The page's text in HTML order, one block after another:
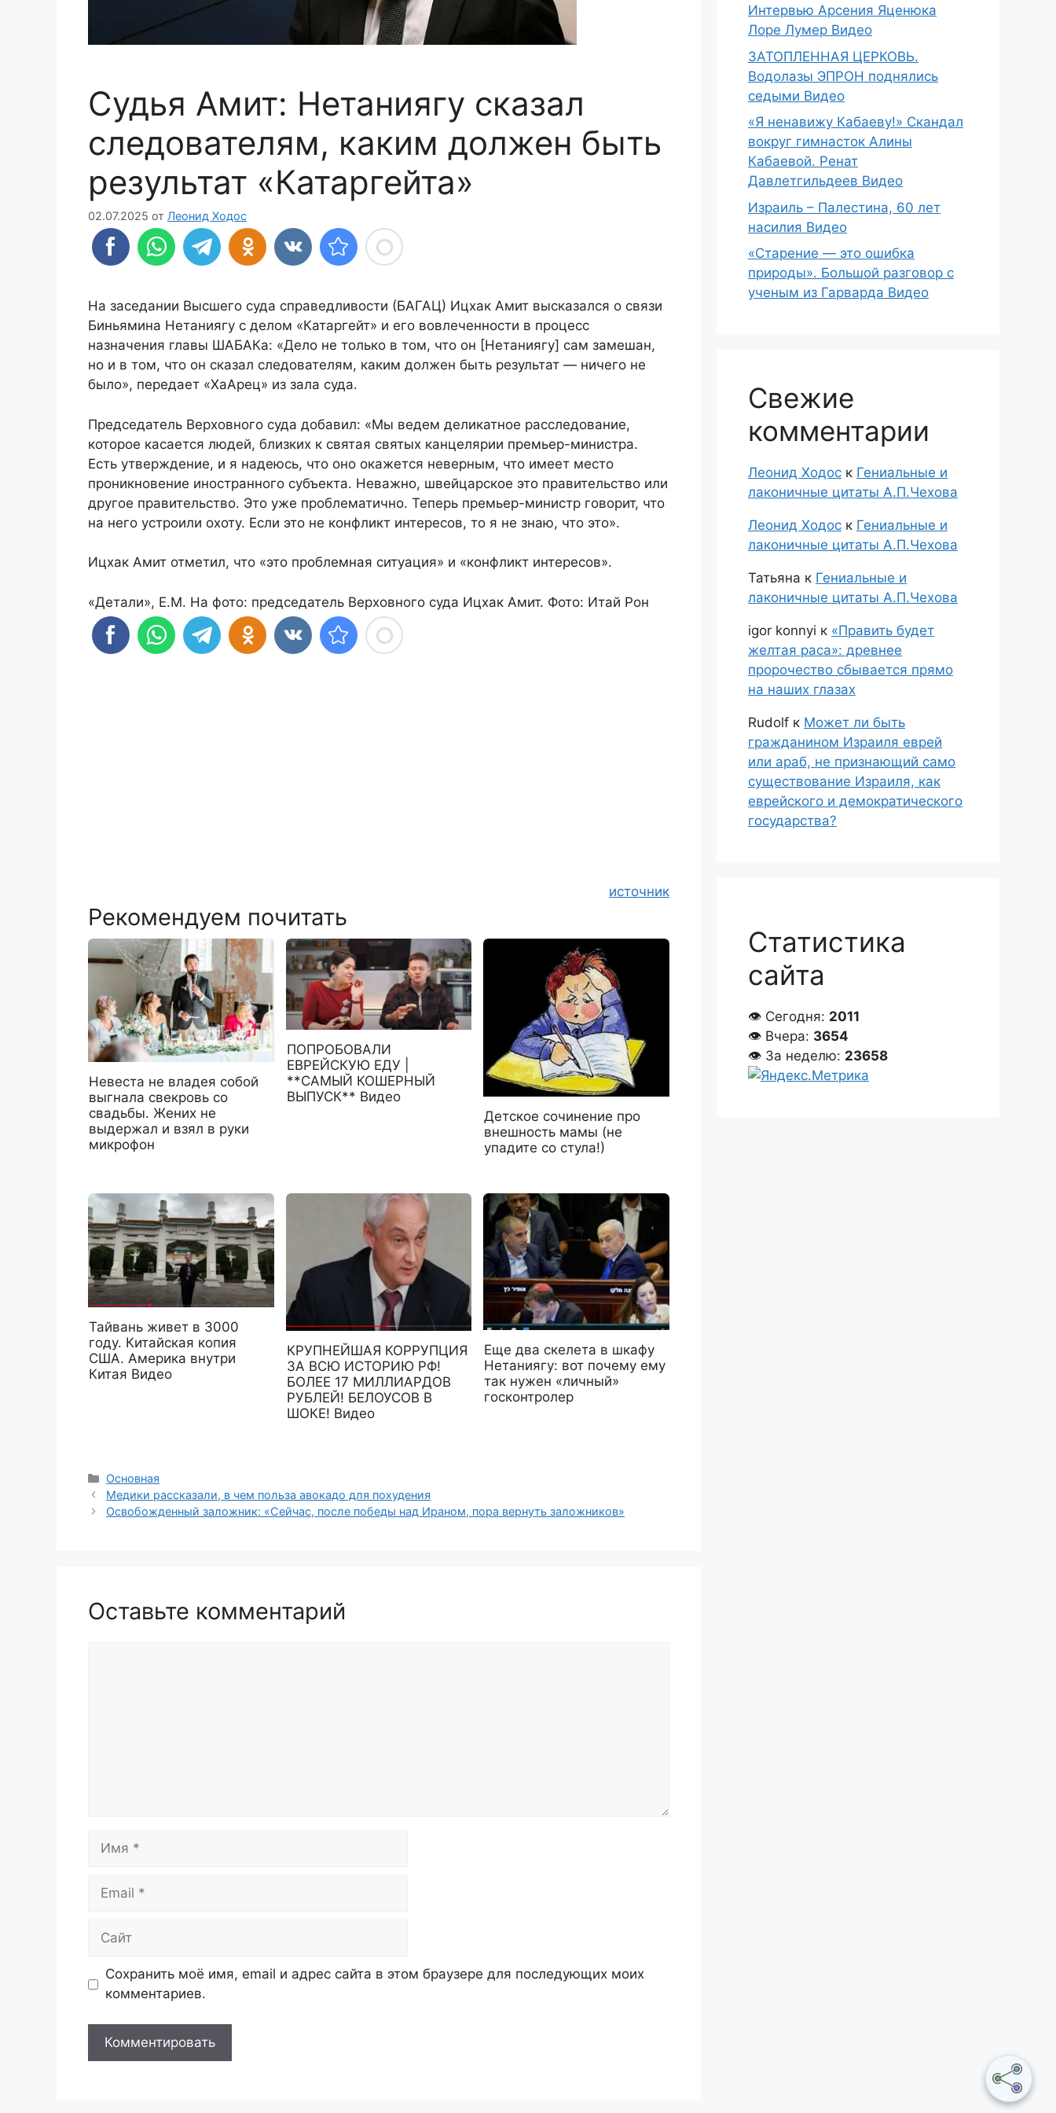
Судья Амит: Нетаниягу сказал
следователям, каким должен быть
результат «Катаргейта»
02.07.2025 от Леонид Ходос
На заседании Высшего суда справедливости (БАГАЦ) Ицхак Амит высказался о связи
Биньямина Нетаниягу с делом «Катаргейт» и его вовлеченности в процесс
назначения главы ШАБАКа: «Дело не только в том, что он [Нетаниягу] сам замешан,
но и в том, что он сказал следователям, каким должен быть результат — ничего не
было», передает «ХаАрец» из зала суда.
Председатель Верховного суда добавил: «Мы ведем деликатное расследование,
которое касается людей, близких к святая святых канцелярии премьер-министра.
Есть утверждение, и я надеюсь, что оно окажется неверным, что имеет место
проникновение иностранного субъекта. Неважно, швейцарское это правительство или
другое правительство. Это уже проблематично. Теперь премьер-министр говорит, что
на него устроили охоту. Если это не конфликт интересов, то я не знаю, что это».
Ицхак Амит отметил, что «это проблемная ситуация» и «конфликт интересов».
«Детали», Е.М. На фото: председатель Верховного суда Ицхак Амит. Фото: Итай Рон
источник
Рекомендуем почитать
Невеста не владея собой
выгнала свекровь со
свадьбы. Жених не
выдержал и взял в руки
микрофон
ПОПРОБОВАЛИ
ЕВРЕЙСКУЮ ЕДУ |
**САМЫЙ КОШЕРНЫЙ
ВЫПУСК** Видео
Детское сочинение про
внешность мамы (не
упадите со стула!)
Тайвань живет в 3000
году. Китайская копия
США. Америка внутри
Китая Видео
КРУПНЕЙШАЯ КОРРУПЦИЯ
ЗА ВСЮ ИСТОРИЮ РФ!
БОЛЕЕ 17 МИЛЛИАРДОВ
РУБЛЕЙ! БЕЛОУСОВ В
ШОКЕ! Видео
Еще два скелета в шкафу
Нетаниягу: вот почему ему
так нужен «личный»
госконтролер
Рубрики
Основная
Медики рассказали, в чем польза авокадо для похудения
Освобожденный заложник: «Сейчас, после победы над Ираном, пора вернуть заложников»
Оставьте комментарий
Имя
Email
Сайт
Сохранить моё имя, email и адрес сайта в этом браузере для последующих моих
комментариев.
Интервью Арсения Яценюка
Лоре Лумер Видео
ЗАТОПЛЕННАЯ ЦЕРКОВЬ.
Водолазы ЭПРОН поднялись
седыми Видео
«Я ненавижу Кабаеву!» Скандал
вокруг гимнасток Алины
Кабаевой. Ренат
Давлетгильдеев Видео
Израиль – Палестина, 60 лет
насилия Видео
«Старение — это ошибка
природы». Большой разговор с
ученым из Гарварда Видео
Свежие
комментарии
Леонид Ходос к Гениальные и
лаконичные цитаты А.П.Чехова
Леонид Ходос к Гениальные и
лаконичные цитаты А.П.Чехова
Татьяна к Гениальные и
лаконичные цитаты А.П.Чехова
igor konnyi к «Править будет
желтая раса»: древнее
пророчество сбывается прямо
на наших глазах
Rudolf к Может ли быть
гражданином Израиля еврей
или араб, не признающий само
существование Израиля, как
еврейского и демократического
государства?
Статистика
сайта
👁 Сегодня: 2011
👁 Вчера: 3654
👁 За неделю: 23658